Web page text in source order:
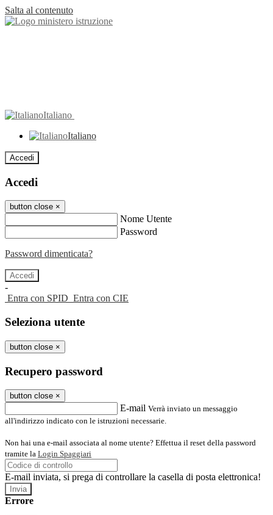
Salta al contenuto
Italiano
Italiano
Accedi
Accedi
button close ×
Nome Utente
Password
Password dimenticata?
-
Entra con SPID Entra con CIE
Seleziona utente
button close ×
Recupero password
button close ×
E-mail Verrà inviato un messaggio
all'indirizzo indicato con le istruzioni necessarie.
Non hai una e-mail associata al nome utente? Effettua il reset della password
tramite la Login Spaggiari
E-mail inviata, si prega di controllare la casella di posta elettronica!
Errore